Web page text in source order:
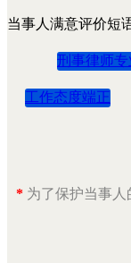
当事人满意评价短
刑事律师专
工作态度端正
* 为了保护当事